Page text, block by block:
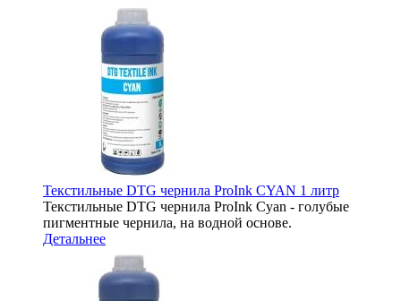
Текстильные DTG чернила ProInk CYAN 1 литр
Текстильные DTG чернила ProInk Cyan - голубые
пигментные чернила, на водной основе.
Детальнее